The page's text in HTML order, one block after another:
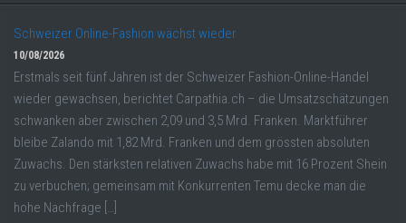
Schweizer Online-Fashion wächst wieder
10/08/2026
Erstmals seit fünf Jahren ist der Schweizer Fashion-Online-Handel
wieder gewachsen, berichtet Carpathia.ch – die Umsatzschätzungen
schwanken aber zwischen 2,09 und 3,5 Mrd. Franken. Marktführer
bleibe Zalando mit 1,82 Mrd. Franken und dem grössten absoluten
Zuwachs. Den stärksten relativen Zuwachs habe mit 16 Prozent Shein
zu verbuchen; gemeinsam mit Konkurrenten Temu decke man die
hohe Nachfrage […]